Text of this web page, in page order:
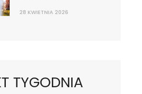
28 KWIETNIA 2026
TYGODNIA